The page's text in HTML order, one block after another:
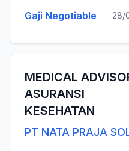
Gaji Negotiable 28/
MEDICAL
ASURANSI
KESEHATAN
PT NATA PRAJA